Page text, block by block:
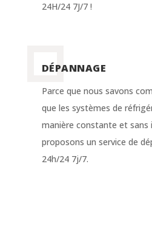
24H/24 7J/7 !
DÉPANNAGE
Parce que nous savons
que les systèmes de
manière constante et sans
proposons un service de
24h/24 7j/7.